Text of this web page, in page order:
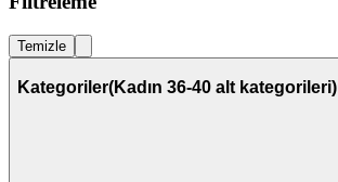
Temizle
Kategoriler(Kadın 36-40 alt kategorileri)